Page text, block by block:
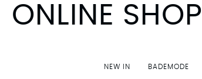
ONLINE SHOP
NEW IN BADEMODE